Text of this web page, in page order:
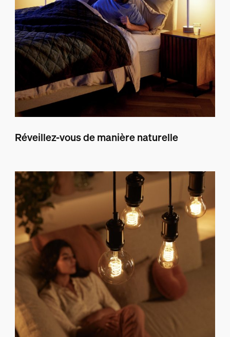
Réveillez-vous de manière naturelle